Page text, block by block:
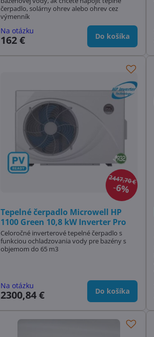
čerpadlo, solárny ohrev alebo ohrev cez
výmenník
Na otázku
162 € Do košíka
2447,70 €
6%
Tepelné čerpadlo Microwell HP
1100 Green 10,8 kW Inverter Pro
Celoročné inverterové tepelné čerpadlo s
funkciou ochladzovania vody pre bazény s
objemom do 65 m3
Na otázku
2300,84 € Do košíka